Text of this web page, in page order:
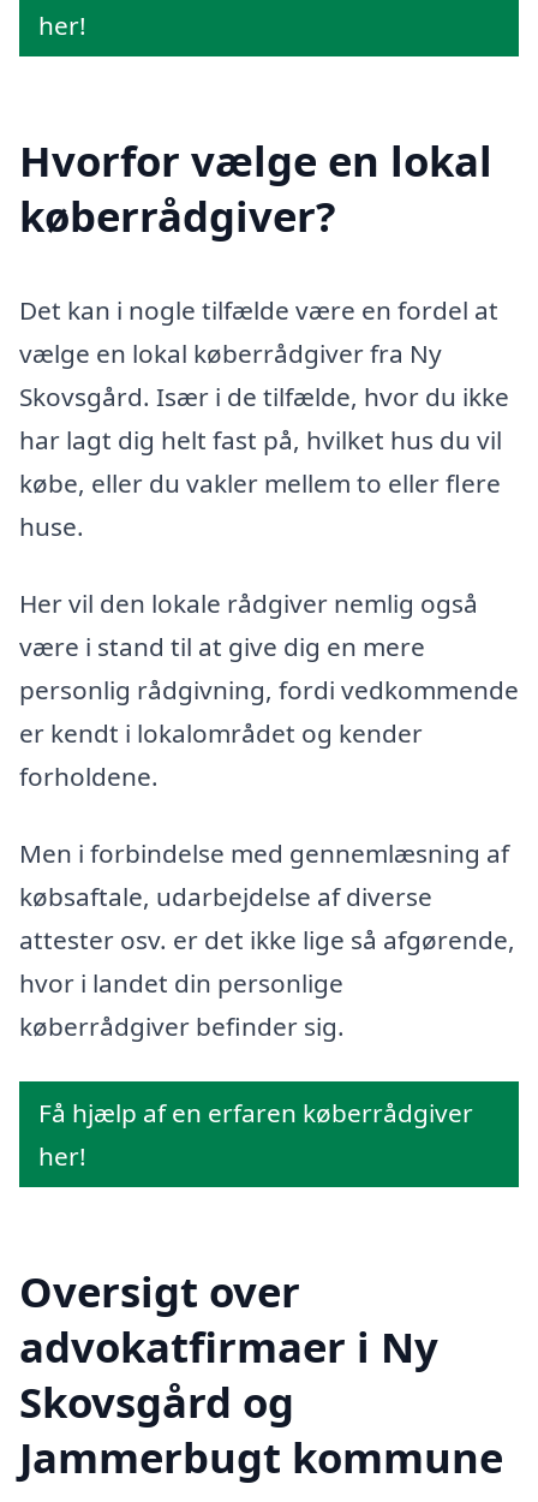
her!
Hvorfor vælge en lokal
køberrådgiver?
Det kan i nogle tilfælde være en fordel at
vælge en lokal køberrådgiver fra Ny
Skovsgård. Især i de tilfælde, hvor du ikke
har lagt dig helt fast på, hvilket hus du vil
købe, eller du vakler mellem to eller flere
huse.
Her vil den lokale rådgiver nemlig også
være i stand til at give dig en mere
personlig rådgivning, fordi vedkommende
er kendt i lokalområdet og kender
forholdene.
Men i forbindelse med gennemlæsning af
købsaftale, udarbejdelse af diverse
attester osv. er det ikke lige så afgørende,
hvor i landet din personlige
køberrådgiver befinder sig.
Få hjælp af en erfaren køberrådgiver
her!
Oversigt over
advokatfirmaer i Ny
Skovsgård og
Jammerbugt kommune